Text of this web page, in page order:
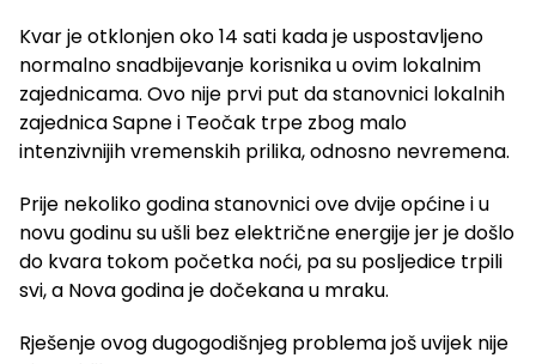
Kvar je otklonjen oko 14 sati kada je uspostavljeno
normalno snadbijevanje korisnika u ovim lokalnim
zajednicama. Ovo nije prvi put da stanovnici lokalnih
zajednica Sapne i Teočak trpe zbog malo
intenzivnijih vremenskih prilika, odnosno nevremena.
Prije nekoliko godina stanovnici ove dvije općine i u
novu godinu su ušli bez električne energije jer je došlo
do kvara tokom početka noći, pa su posljedice trpili
svi, a Nova godina je dočekana u mraku.
Rješenje ovog dugogodišnjeg problema još uvijek nije